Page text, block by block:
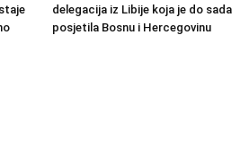
delegacija iz Libije koja je do sada
posjetila Bosnu i Hercegovinu